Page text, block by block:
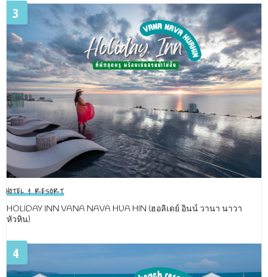
3
HOTEL & RESORT
HOLIDAY INN VANA NAVA HUA HIN (ฮอลิเดย์ อินน์ วานา นาวา
หัวหิน)
4